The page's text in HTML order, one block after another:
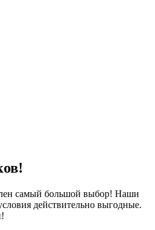
самый большой выбор! Наши
действительно выгодные.